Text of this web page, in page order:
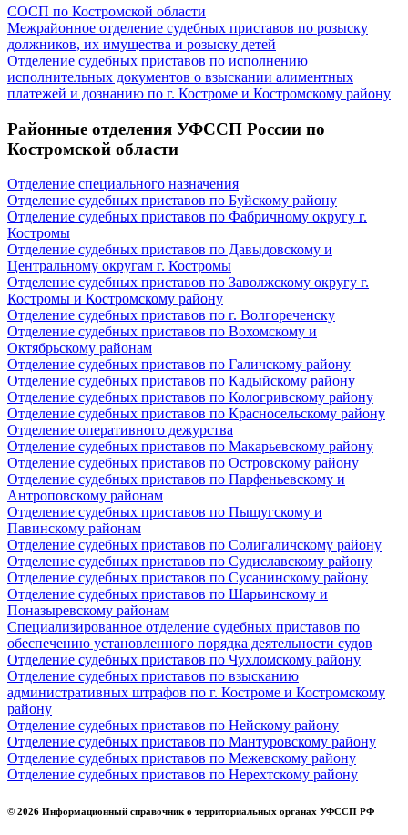
СОСП по Костромской области
Межрайонное отделение судебных приставов по розыску
должников, их имущества и розыску детей
Отделение судебных приставов по исполнению
исполнительных документов о взыскании алиментных
платежей и дознанию по г. Костроме и Костромскому району
Районные отделения УФССП России по
Костромской области
Отделение специального назначения
Отделение судебных приставов по Буйскому району
Отделение судебных приставов по Фабричному округу г.
Костромы
Отделение судебных приставов по Давыдовскому и
Центральному округам г. Костромы
Отделение судебных приставов по Заволжскому округу г.
Костромы и Костромскому району
Отделение судебных приставов по г. Волгореченску
Отделение судебных приставов по Вохомскому и
Октябрьскому районам
Отделение судебных приставов по Галичскому району
Отделение судебных приставов по Кадыйскому району
Отделение судебных приставов по Кологривскому району
Отделение судебных приставов по Красносельскому району
Отделение оперативного дежурства
Отделение судебных приставов по Макарьевскому району
Отделение судебных приставов по Островскому району
Отделение судебных приставов по Парфеньевскому и
Антроповскому районам
Отделение судебных приставов по Пыщугскому и
Павинскому районам
Отделение судебных приставов по Солигаличскому району
Отделение судебных приставов по Судиславскому району
Отделение судебных приставов по Сусанинскому району
Отделение судебных приставов по Шарьинскому и
Поназыревскому районам
Специализированное отделение судебных приставов по
обеспечению установленного порядка деятельности судов
Отделение судебных приставов по Чухломскому району
Отделение судебных приставов по взысканию
административных штрафов по г. Костроме и Костромскому
району
Отделение судебных приставов по Нейскому району
Отделение судебных приставов по Мантуровскому району
Отделение судебных приставов по Межевскому району
Отделение судебных приставов по Нерехтскому району
© 2026 Информационный справочник о территориальных органах УФССП РФ